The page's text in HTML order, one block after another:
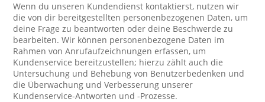
Wenn du unseren Kundendienst kontaktierst, nutzen wir
die von dir bereitgestellten personenbezogenen Daten, um
deine Frage zu beantworten oder deine Beschwerde zu
bearbeiten. Wir können personenbezogene Daten im
Rahmen von Anrufaufzeichnungen erfassen, um
Kundenservice bereitzustellen; hierzu zählt auch die
Untersuchung und Behebung von Benutzerbedenken und
die Überwachung und Verbesserung unserer
Kundenservice-Antworten und -Prozesse.